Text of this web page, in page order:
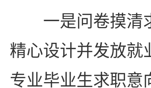
一是问卷摸清
精心设计并发放就
专业毕业生求职